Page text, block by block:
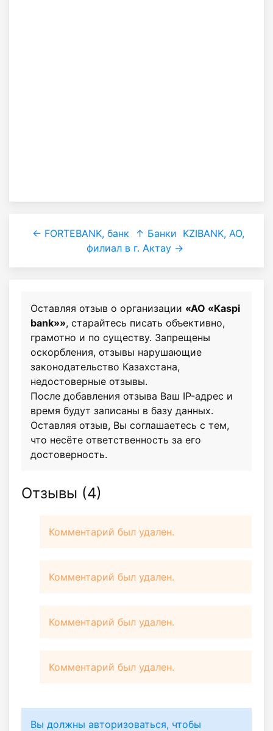
← FORTEBANK, банк ↑ Банки KZIBANK, АО,
филиал в г. Актау →
Оставляя отзыв о организации «АО «Kaspi
bank»», старайтесь писать объективно,
грамотно и по существу. Запрещены
оскорбления, отзывы нарушающие
законодательство Казахстана,
недостоверные отзывы.
После добавления отзыва Ваш IP-адрес и
время будут записаны в базу данных.
Оставляя отзыв, Вы соглашаетесь с тем,
что несёте ответственность за его
достоверность.
Отзывы (4)
Комментарий был удален.
Комментарий был удален.
Комментарий был удален.
Комментарий был удален.
Вы должны авторизоваться, чтобы